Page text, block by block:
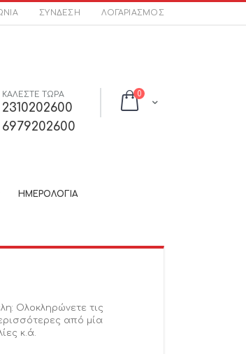
ΣΎΝΔΕΣΗ ΛΟΓΑΡΙΑΣΜΌΣ
Cart
0στοιχεία
ΚΑΛΕΣΤΕ ΤΩΡΑ
2310202600
6979202600
ΗΜΕΡΟΛΟΓΙΑ
Ολοκληρώνετε τις
από μία
κ.ά.